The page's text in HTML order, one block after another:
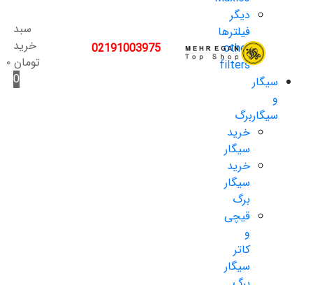
دیگر
فیلترها
other
filters
سیگار
و
سیگاربرگ
خرید
سیگار
خرید
سیگار
برگ
قیچی
و
کاتر
سیگار
02191003975
سبد
خرید
تومان۰
0